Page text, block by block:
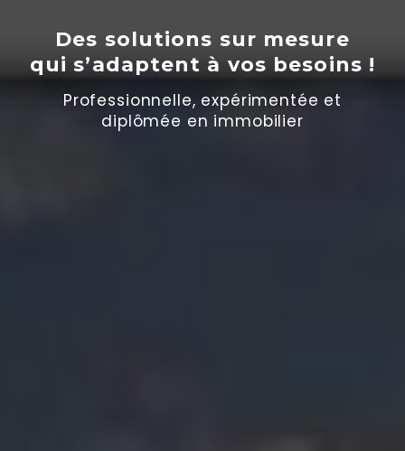
Des solutions sur mesure
qui s’adaptent à vos besoins !
Professionnelle, expérimentée et
diplômée en immobilier